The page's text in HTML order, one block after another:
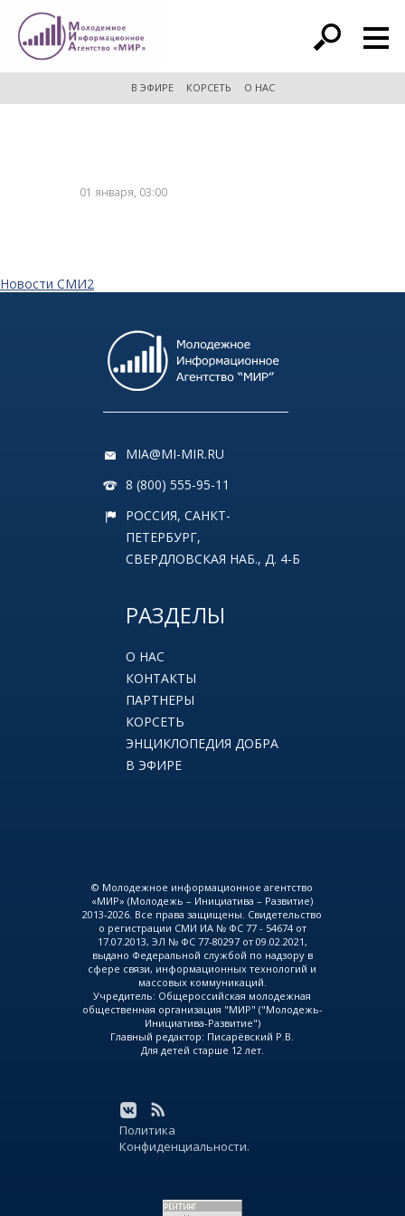
расширенный поиск
В ЭФИРЕ КОРСЕТЬ О НАС
01 января, 03:00
Новости СМИ2
MIA@MI-MIR.RU
8 (800) 555-95-11
РОССИЯ, САНКТ-
ПЕТЕРБУРГ,
СВЕРДЛОВСКАЯ НАБ., Д. 4-Б
РАЗДЕЛЫ
О НАС
КОНТАКТЫ
ПАРТНЕРЫ
КОРСЕТЬ
ЭНЦИКЛОПЕДИЯ ДОБРА
В ЭФИРЕ
© Молодежное информационное агентство
«МИР» (Молодежь – Инициатива – Развитие)
2013-2026. Все права защищены. Свидетельство
о регистрации СМИ ИА № ФС 77 - 54674 от
17.07.2013, ЭЛ № ФС 77-80297 от 09.02.2021,
выдано Федеральной службой по надзору в
сфере связи, информационных технологий и
массовых коммуникаций.
Учредитель: Общероссийская молодежная
общественная организация "МИР" ("Молодежь-
Инициатива-Развитие")
Главный редактор: Писарёвский Р.В.
Для детей старше 12 лет.
Политика
Конфиденциальности.